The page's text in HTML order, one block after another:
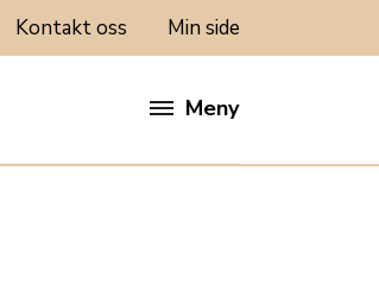
Kontakt oss Min side
Meny